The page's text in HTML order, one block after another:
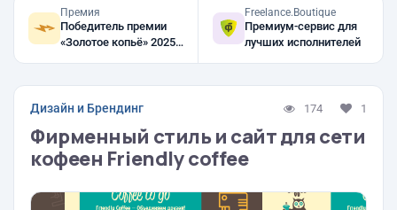
Премия
Победитель премии
«Золотое копьё» 2025,
Freelance.Boutique
Премиум-сервис для
лучших исполнителей
Дизайн и Брендинг 174 1
Фирменный стиль и сайт для сети
кофеен Friendly coffee